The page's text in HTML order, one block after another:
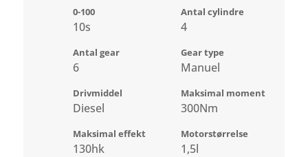
0-100
10s
Antal cylindre
4
Antal gear
6
Gear type
Manuel
Drivmiddel
Diesel
Maksimal moment
300Nm
Maksimal effekt
130hk
Motorstørrelse
1,5l